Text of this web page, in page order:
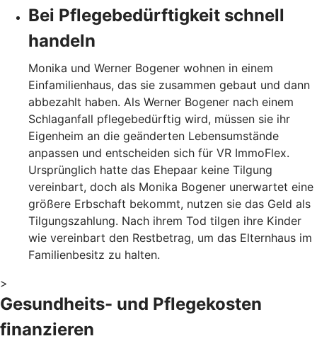
Bei Pflegebedürftigkeit schnell
handeln
Monika und Werner Bogener wohnen in einem
Einfamilienhaus, das sie zusammen gebaut und dann
abbezahlt haben. Als Werner Bogener nach einem
Schlaganfall pflegebedürftig wird, müssen sie ihr
Eigenheim an die geänderten Lebensumstände
anpassen und entscheiden sich für VR ImmoFlex.
Ursprünglich hatte das Ehepaar keine Tilgung
vereinbart, doch als Monika Bogener unerwartet eine
größere Erbschaft bekommt, nutzen sie das Geld als
Tilgungszahlung. Nach ihrem Tod tilgen ihre Kinder
wie vereinbart den Restbetrag, um das Elternhaus im
Familienbesitz zu halten.
>
Gesundheits- und Pflegekosten
finanzieren